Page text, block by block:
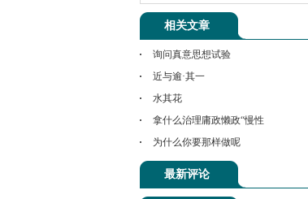
相关文章
询问真意思想试验
近与逾·其一
水其花
拿什么治理庸政懒政“慢性
为什么你要那样做呢
最新评论